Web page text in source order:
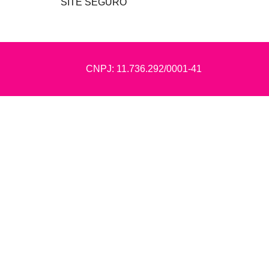
CNPJ: 11.736.292/0001-41